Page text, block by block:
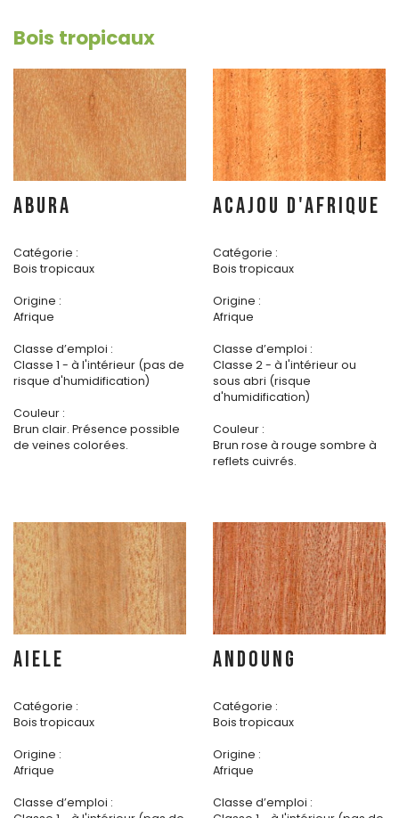
Bois tropicaux
ABURA
Catégorie :
Bois tropicaux
Origine :
Afrique
Classe d’emploi :
Classe 1 - à l'intérieur (pas de
risque d'humidification)
Couleur :
Brun clair. Présence possible
de veines colorées.
ACAJOU D'AFRIQUE
Catégorie :
Bois tropicaux
Origine :
Afrique
Classe d’emploi :
Classe 2 - à l'intérieur ou
sous abri (risque
d'humidification)
Couleur :
Brun rose à rouge sombre à
reflets cuivrés.
AIELE
Catégorie :
Bois tropicaux
Origine :
Afrique
Classe d’emploi :
ANDOUNG
Catégorie :
Bois tropicaux
Origine :
Afrique
Classe d’emploi :